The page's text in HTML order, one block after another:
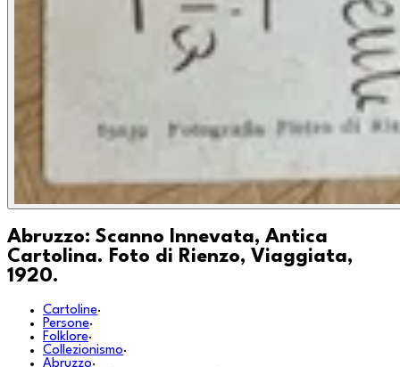
Abruzzo: Scanno Innevata, Antica
Cartolina. Foto di Rienzo, Viaggiata,
1920.
Cartoline·
Persone·
Folklore·
Collezionismo·
Abruzzo·